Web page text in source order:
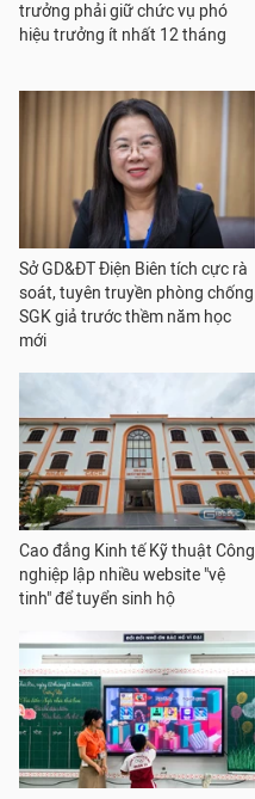
trưởng phải giữ chức vụ phó
hiệu trưởng ít nhất 12 tháng
Sở GD&ĐT Điện Biên tích cực rà
soát, tuyên truyền phòng chống
SGK giả trước thềm năm học
mới
Cao đẳng Kinh tế Kỹ thuật Công
nghiệp lập nhiều website "vệ
tinh" để tuyển sinh hộ